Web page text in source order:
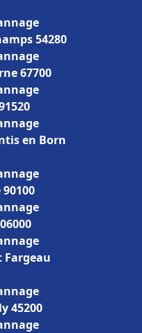
54280
67700
en Born
Fargeau
45200